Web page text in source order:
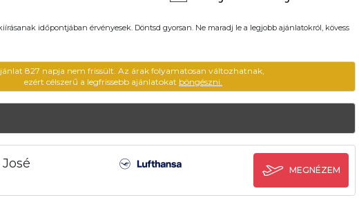
időpontjában érvényesek. Döntsd gyorsan. Ne maradj le a legjobb ajánlatokról, kövess
827 napja nem frissült. Az árak folyamatosan változhatnak,
ezért célszerű a legfrissebb ajánlatokat böngészni.
MEGNÉZEM